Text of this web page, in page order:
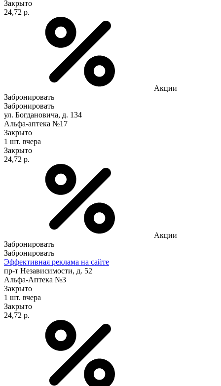
Закрыто
24,72 р.
Акции
Забронировать
Забронировать
ул. Богдановича, д. 134
Альфа-аптека №17
Закрыто
1 шт. вчера
Закрыто
24,72 р.
Акции
Забронировать
Забронировать
Эффективная реклама на сайте
пр-т Независимости, д. 52
Альфа-Аптека №3
Закрыто
1 шт. вчера
Закрыто
24,72 р.